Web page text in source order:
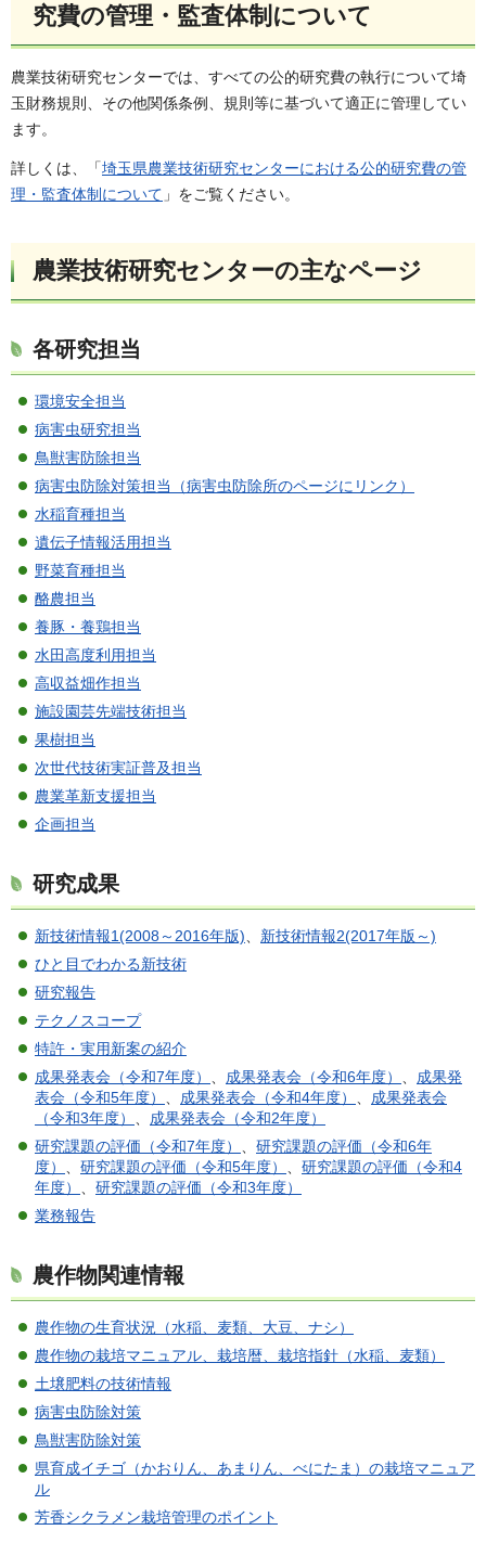
究費の管理・監査体制について
農業技術研究センターでは、すべての公的研究費の執行について埼
玉財務規則、その他関係条例、規則等に基づいて適正に管理してい
ます。
詳しくは、「埼玉県農業技術研究センターにおける公的研究費の管
理・監査体制について 」をご覧ください。
農業技術研究センターの主なページ
各研究担当
環境安全担当
病害虫研究担当
鳥獣害防除担当
病害虫防除対策担当（病害虫防除所のページにリンク）
水稲育種担当
遺伝子情報活用担当
野菜育種担当
酪農担当
養豚・養鶏担当
水田高度利用担当
高収益畑作担当
施設園芸先端技術担当
果樹担当
次世代技術実証普及担当
農業革新支援担当
企画担当
研究成果
新技術情報1(2008～2016年版)
新技術情報2(2017年版～)
ひと目でわかる新技術
研究報告
テクノスコープ
特許・実用新案の紹介
成果発表会（令和7年度）
成果発表会（令和6年度）
成果発
表会（令和5年度）
成果発表会（令和4年度）
成果発表会
（令和3年度）
成果発表会（令和2年度）
研究課題の評価（令和7年度）
研究課題の評価（令和6年
度）
研究課題の評価（令和5年度）
研究課題の評価（令和4
年度）
研究課題の評価（令和3年度）
業務報告
農作物関連情報
農作物の生育状況（水稲、麦類、大豆、ナシ）
農作物の栽培マニュアル、栽培暦、栽培指針（水稲、麦類）
土壌肥料の技術情報
病害虫防除対策
鳥獣害防除対策
県育成イチゴ（かおりん、あまりん、べにたま）の栽培マニュア
ル
芳香シクラメン栽培管理のポイント